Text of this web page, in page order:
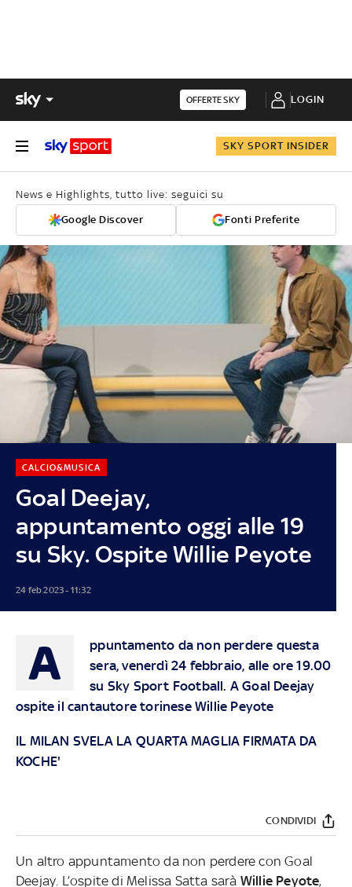
OFFERTE SKY LOGIN
SKY SPORT INSIDER
News e Highlights, tutto live: seguici su
Google Discover Fonti Preferite
Goal Deejay,
appuntamento oggi alle 19
su Sky. Ospite Willie Peyote
CALCIO&MUSICA
24 feb 2023 - 11:32
A
ppuntamento da non perdere questa
sera, venerdì 24 febbraio, alle ore 19.00
su Sky Sport Football. A Goal Deejay
ospite il cantautore torinese Willie Peyote
IL MILAN SVELA LA QUARTA MAGLIA FIRMATA DA
KOCHE'
CONDIVIDI
Un altro appuntamento da non perdere con Goal
Deejay. L’ospite di Melissa Satta sarà Willie Peyote,